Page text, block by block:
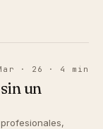
· 26 · 4 min
un